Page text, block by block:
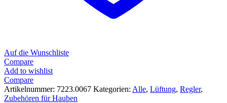
Auf die Wunschliste
Compare
Add to wishlist
Compare
Artikelnummer: 7223.0067 Kategorien: Alle, Lüftung, Regler,
Zubehören für Hauben